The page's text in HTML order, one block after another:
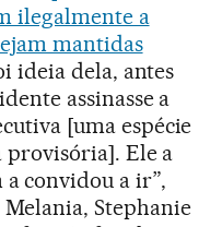
ilegalmente a
mantidas
ideia dela, antes
assinasse a
[uma espécie
provisória]. Ele a
convidou a ir”,
Stephanie